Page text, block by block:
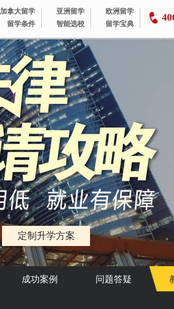
加拿大留学
留学条件
亚洲留学
智能选校
欧洲留学
留学宝典
定制升学方案
成功案例 问题答疑